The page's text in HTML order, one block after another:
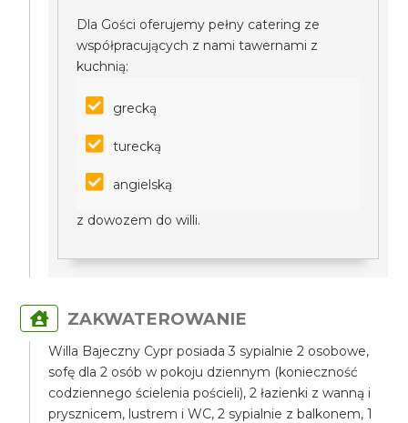
Dla Gości oferujemy pełny catering ze
współpracujących z nami tawernami z
kuchnią:
grecką
turecką
angielską
z dowozem do willi.
ZAKWATEROWANIE
Willa Bajeczny Cypr posiada 3 sypialnie 2 osobowe,
sofę dla 2 osób w pokoju dziennym (konieczność
codziennego ścielenia pościeli), 2 łazienki z wanną i
prysznicem, lustrem i WC, 2 sypialnie z balkonem, 1